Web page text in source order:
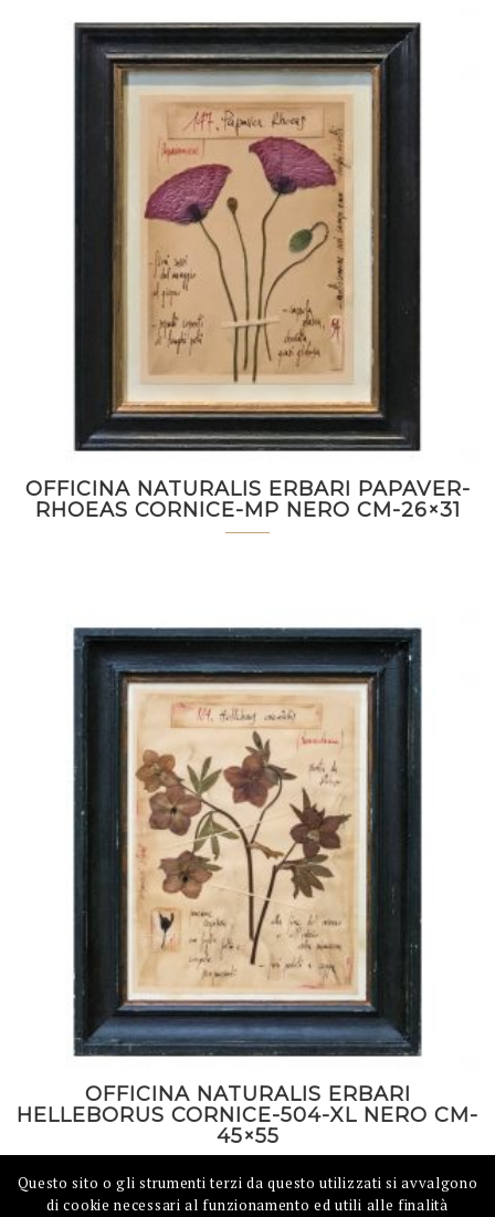
OFFICINA NATURALIS ERBARI PAPAVER-
RHOEAS CORNICE-MP NERO CM-26×31
OFFICINA NATURALIS ERBARI
HELLEBORUS CORNICE-504-XL NERO CM-
45×55
Questo sito o gli strumenti terzi da questo utilizzati si avvalgono
di cookie necessari al funzionamento ed utili alle finalità